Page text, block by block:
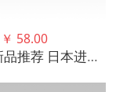
￥ 58.00
55-721 新品推荐 日本进口可乐CLOVER针码计数器 高品质手工